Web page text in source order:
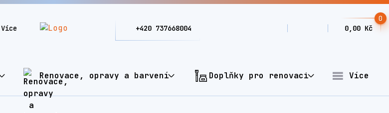
Více
0
0,00 Kč
+420 737668004
Renovace, opravy a barvení Doplňky pro renovaci Více